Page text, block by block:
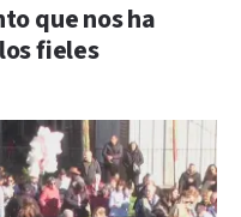
que nos ha
fieles